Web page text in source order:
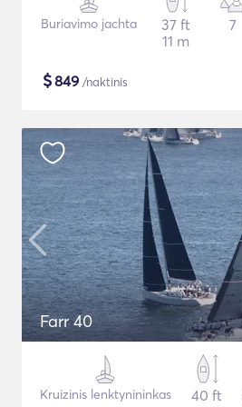
Buriavimo jachta
37 ft
11 m
7
$849 /naktinis
Farr 40
Kruizinis lenktynininkas
40 ft